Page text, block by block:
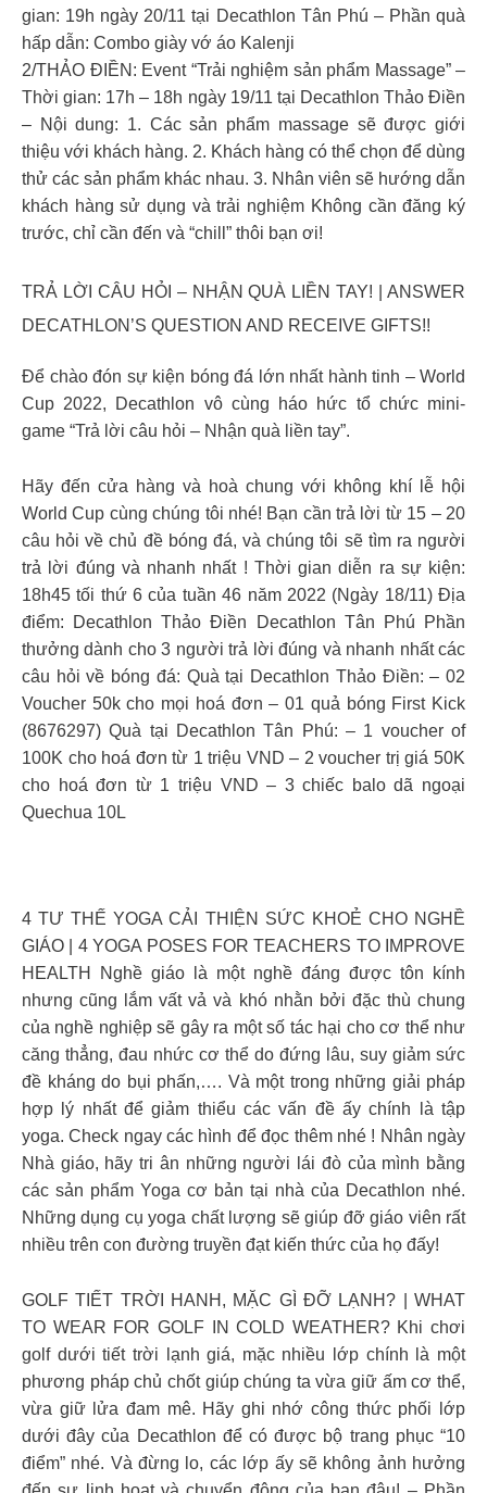
gian: 19h ngày 20/11 tại Decathlon Tân Phú – Phần quà
hấp dẫn: Combo giày vớ áo Kalenji
2/THẢO ĐIỀN: Event “Trải nghiệm sản phẩm Massage” –
Thời gian: 17h – 18h ngày 19/11 tại Decathlon Thảo Điền
– Nội dung: 1. Các sản phẩm massage sẽ được giới
thiệu với khách hàng. 2. Khách hàng có thể chọn để dùng
thử các sản phẩm khác nhau. 3. Nhân viên sẽ hướng dẫn
khách hàng sử dụng và trải nghiệm Không cần đăng ký
trước, chỉ cần đến và “chill” thôi bạn ơi!
TRẢ LỜI CÂU HỎI – NHẬN QUÀ LIỀN TAY! | ANSWER
DECATHLON’S QUESTION AND RECEIVE GIFTS!!
Để chào đón sự kiện bóng đá lớn nhất hành tinh – World
Cup 2022, Decathlon vô cùng háo hức tổ chức mini-
game “Trả lời câu hỏi – Nhận quà liền tay”.
Hãy đến cửa hàng và hoà chung với không khí lễ hội
World Cup cùng chúng tôi nhé! Bạn cần trả lời từ 15 – 20
câu hỏi về chủ đề bóng đá, và chúng tôi sẽ tìm ra người
trả lời đúng và nhanh nhất ! Thời gian diễn ra sự kiện:
18h45 tối thứ 6 của tuần 46 năm 2022 (Ngày 18/11) Địa
điểm: Decathlon Thảo Điền Decathlon Tân Phú Phần
thưởng dành cho 3 người trả lời đúng và nhanh nhất các
câu hỏi về bóng đá: Quà tại Decathlon Thảo Điền: – 02
Voucher 50k cho mọi hoá đơn – 01 quả bóng First Kick
(8676297) Quà tại Decathlon Tân Phú: – 1 voucher of
100K cho hoá đơn từ 1 triệu VND – 2 voucher trị giá 50K
cho hoá đơn từ 1 triệu VND – 3 chiếc balo dã ngoại
Quechua 10L
4 TƯ THẾ YOGA CẢI THIỆN SỨC KHOẺ CHO NGHỀ
GIÁO | 4 YOGA POSES FOR TEACHERS TO IMPROVE
HEALTH Nghề giáo là một nghề đáng được tôn kính
nhưng cũng lắm vất vả và khó nhằn bởi đặc thù chung
của nghề nghiệp sẽ gây ra một số tác hại cho cơ thể như
căng thẳng, đau nhức cơ thể do đứng lâu, suy giảm sức
đề kháng do bụi phấn,…. Và một trong những giải pháp
hợp lý nhất để giảm thiểu các vấn đề ấy chính là tập
yoga. Check ngay các hình để đọc thêm nhé ! Nhân ngày
Nhà giáo, hãy tri ân những người lái đò của mình bằng
các sản phẩm Yoga cơ bản tại nhà của Decathlon nhé.
Những dụng cụ yoga chất lượng sẽ giúp đỡ giáo viên rất
nhiều trên con đường truyền đạt kiến thức của họ đấy!
GOLF TIẾT TRỜI HANH, MẶC GÌ ĐỠ LẠNH? | WHAT
TO WEAR FOR GOLF IN COLD WEATHER? Khi chơi
golf dưới tiết trời lạnh giá, mặc nhiều lớp chính là một
phương pháp chủ chốt giúp chúng ta vừa giữ ấm cơ thể,
vừa giữ lửa đam mê. Hãy ghi nhớ công thức phối lớp
dưới đây của Decathlon để có được bộ trang phục “10
điểm” nhé. Và đừng lo, các lớp ấy sẽ không ảnh hưởng